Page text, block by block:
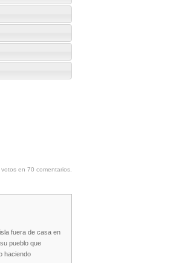
votos en 70 comentarios.
fuera de casa en
pueblo que
haciendo